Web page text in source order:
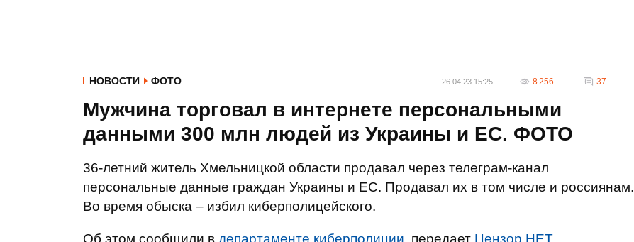
НОВОСТИ ФОТО 26.04.23 15:25 8 256 37
Мужчина торговал в интернете персональными
данными 300 млн людей из Украины и ЕС. ФОТО
36-летний житель Хмельницкой области продавал через телеграм-канал
персональные данные граждан Украины и ЕС. Продавал их в том числе и россиянам.
Во время обыска – избил киберполицейского.
Об этом сообщили в департаменте киберполиции, передает Цензор.НЕТ.